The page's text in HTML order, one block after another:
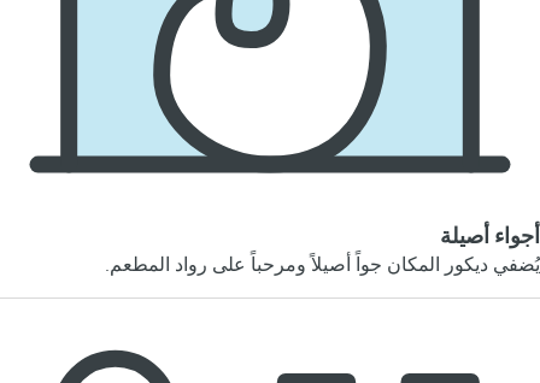
أجواء أصيلة
يُضفي ديكور المكان جواً أصيلاً ومرحباً على رواد المطعم.